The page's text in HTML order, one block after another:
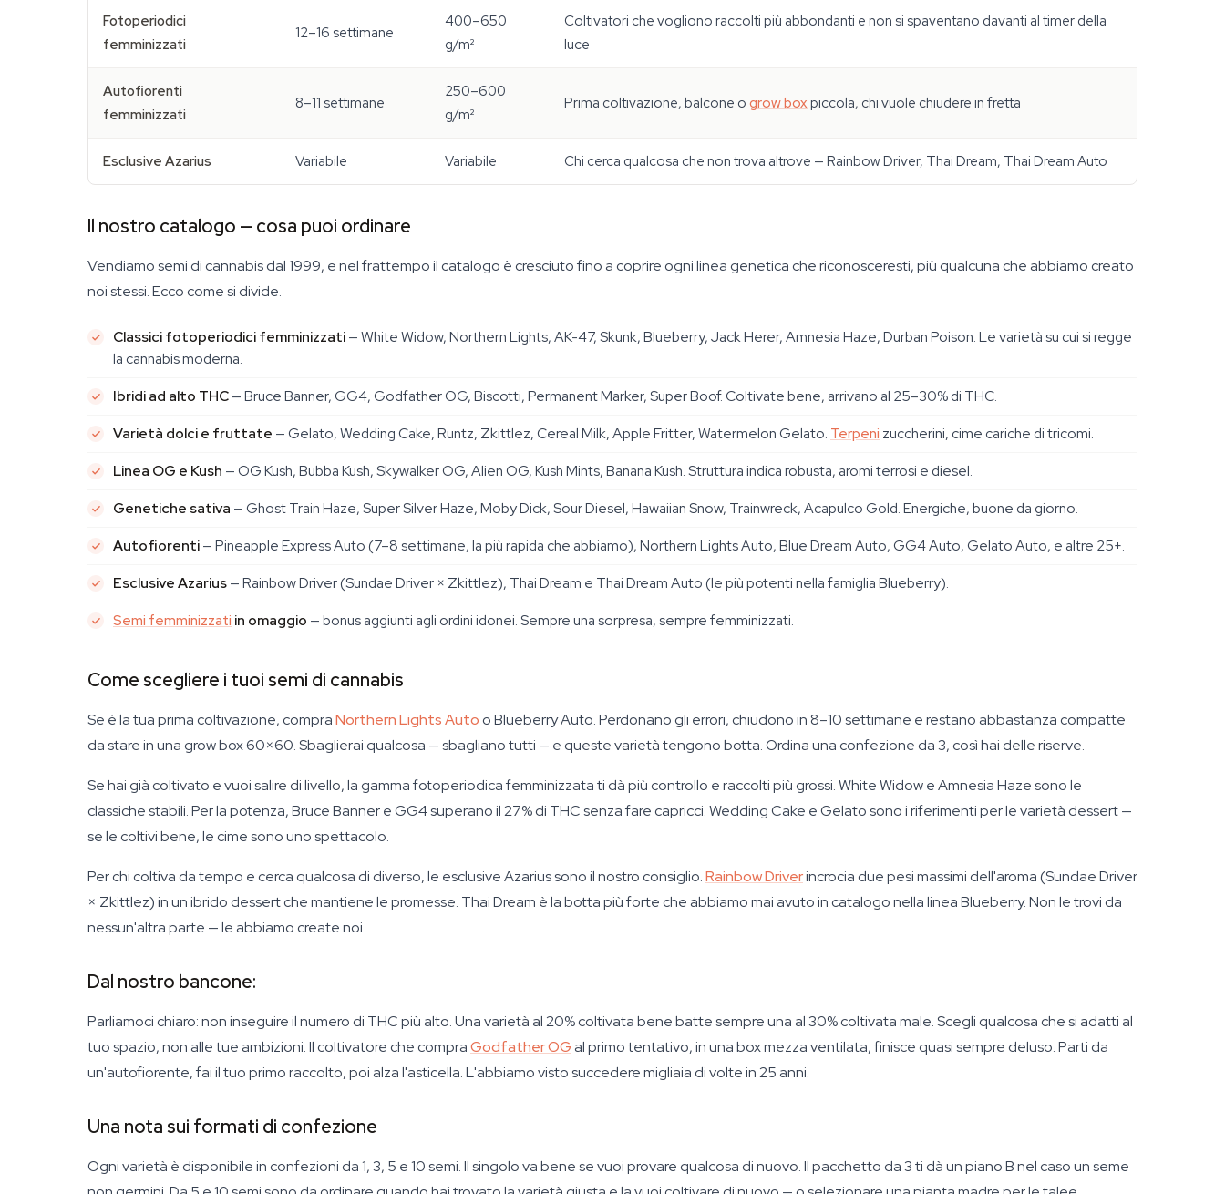
Fotoperiodici
femminizzati
12–16 settimane
400–650
g/m²
Coltivatori che vogliono raccolti più abbondanti e non si spaventano davanti al timer della
luce
Autofiorenti
femminizzati
8–11 settimane
250–600
g/m²
Prima coltivazione, balcone o grow boxpiccola, chi vuole chiudere in fretta
Esclusive Azarius Variabile Variabile Chi cerca qualcosa che non trova altrove — Rainbow Driver, Thai Dream, Thai Dream Auto
Il nostro catalogo — cosa puoi ordinare
Vendiamo semi di cannabis dal 1999, e nel frattempo il catalogo è cresciuto fino a coprire ogni linea genetica che riconosceresti, più qualcuna che abbiamo creato
noi stessi. Ecco come si divide.
Classici fotoperiodici femminizzati— White Widow, Northern Lights, AK-47, Skunk, Blueberry, Jack Herer, Amnesia Haze, Durban Poison. Le varietà su cui si regge
la cannabis moderna.
Ibridi ad alto THC— Bruce Banner, GG4, Godfather OG, Biscotti, Permanent Marker, Super Boof. Coltivate bene, arrivano al 25–30% di THC.
Varietà dolci e fruttate — Gelato, Wedding Cake, Runtz, Zkittlez, Cereal Milk, Apple Fritter, Watermelon Gelato. Terpeni zuccherini, cime cariche di tricomi.
Linea OG e Kush — OG Kush, Bubba Kush, Skywalker OG, Alien OG, Kush Mints, Banana Kush. Struttura indica robusta, aromi terrosi e diesel.
Genetiche sativa — Ghost Train Haze, Super Silver Haze, Moby Dick, Sour Diesel, Hawaiian Snow, Trainwreck, Acapulco Gold. Energiche, buone da giorno.
Autofiorenti— Pineapple Express Auto (7–8 settimane, la più rapida che abbiamo), Northern Lights Auto, Blue Dream Auto, GG4 Auto, Gelato Auto, e altre 25+.
Esclusive Azarius— Rainbow Driver (Sundae Driver × Zkittlez), Thai Dream e Thai Dream Auto (le più potenti nella famiglia Blueberry).
Semi femminizzati in omaggio — bonus aggiunti agli ordini idonei. Sempre una sorpresa, sempre femminizzati.
Come scegliere i tuoi semi di cannabis
Se è la tua prima coltivazione, compraNorthern Lights Auto o Blueberry Auto. Perdonano gli errori, chiudono in 8–10 settimane e restano abbastanza compatte
da stare in una grow box 60×60. Sbaglierai qualcosa — sbagliano tutti — e queste varietà tengono botta. Ordina una confezione da 3, così hai delle riserve.
Se hai già coltivato e vuoi salire di livello, la gamma fotoperiodica femminizzata ti dà più controllo e raccolti più grossi. White Widow e Amnesia Haze sono le
classiche stabili. Per la potenza, Bruce Banner e GG4 superano il 27% di THC senza fare capricci. Wedding Cake e Gelato sono i riferimenti per le varietà dessert —
se le coltivi bene, le cime sono uno spettacolo.
Per chi coltiva da tempo e cerca qualcosa di diverso, le esclusive Azarius sono il nostro consiglio.Rainbow Driverincrocia due pesi massimi dell'aroma (Sundae Driver
× Zkittlez) in un ibrido dessert che mantiene le promesse. Thai Dream è la botta più forte che abbiamo mai avuto in catalogo nella linea Blueberry. Non le trovi da
nessun'altra parte — le abbiamo create noi.
Dal nostro bancone:
Parliamoci chiaro: non inseguire il numero di THC più alto. Una varietà al 20% coltivata bene batte sempre una al 30% coltivata male. Scegli qualcosa che si adatti al
tuo spazio, non alle tue ambizioni. Il coltivatore che compraGodfather OGal primo tentativo, in una box mezza ventilata, finisce quasi sempre deluso. Parti da
un'autofiorente, fai il tuo primo raccolto, poi alza l'asticella. L'abbiamo visto succedere migliaia di volte in 25 anni.
Una nota sui formati di confezione
Ogni varietà è disponibile in confezioni da 1, 3, 5 e 10 semi. Il singolo va bene se vuoi provare qualcosa di nuovo. Il pacchetto da 3 ti dà un piano B nel caso un seme